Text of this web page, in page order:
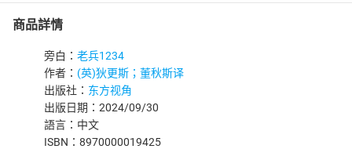
商品詳情
旁白： 老兵1234
作者： (英)狄更斯；董秋斯译
出版社： 东方视角
出版日期：2024/09/30
語言：中文
ISBN：8970000019425